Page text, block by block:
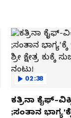
02:38
ಕತ್ರಿನಾ ಕೈಫ್-
;ಸಂತಾನ